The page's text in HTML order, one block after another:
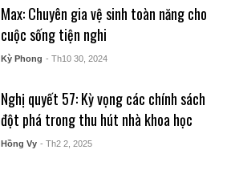
Max: Chuyên gia vệ sinh toàn năng cho
cuộc sống tiện nghi
Kỳ Phong - Th10 30, 2024
Nghị quyết 57: Kỳ vọng các chính sách
đột phá trong thu hút nhà khoa học
Hồng Vy - Th2 2, 2025